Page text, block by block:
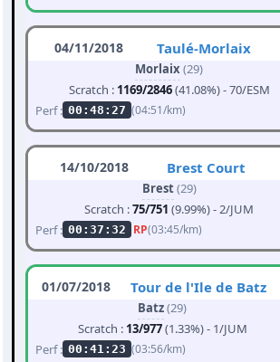
04/11/2018 Taulé-Morlaix
Morlaix(29)
Scratch : 1169/2846(41.08%) - 70/ESM
Perf : 00:48:27 (04:51/km)
14/10/2018 Brest Court
Brest(29)
Scratch :75/751 (9.99%) - 2/JUM
Perf : 00:37:32 RP(03:45/km)
01/07/2018 Tour de l'Ile de Batz
Batz(29)
Scratch : 13/977(1.33%) - 1/JUM
Perf : 00:41:23 (03:56/km)